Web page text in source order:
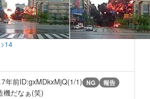
7年前ID:gxMDkxMjQ(1/1) NG 報告
機だなぁ(笑)